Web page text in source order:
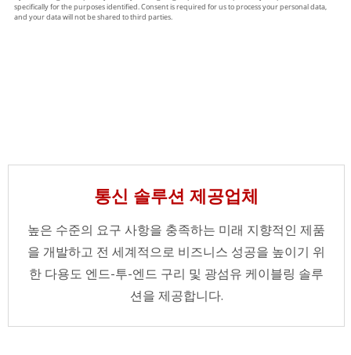
통신 솔루션 제공업체
높은 수준의 요구 사항을 충족하는 미래 지향적인 제품
을 개발하고 전 세계적으로 비즈니스 성공을 높이기 위
한 다용도 엔드-투-엔드 구리 및 광섬유 케이블링 솔루
션을 제공합니다.